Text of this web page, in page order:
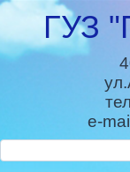
ГУЗ
e-